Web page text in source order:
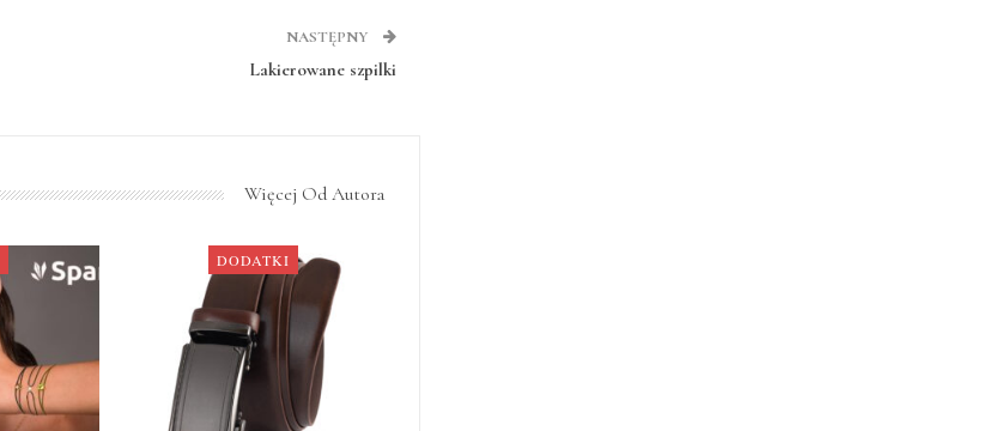
NASTĘPNY
Lakierowane szpilki
Więcej Od Autora
DODATKI